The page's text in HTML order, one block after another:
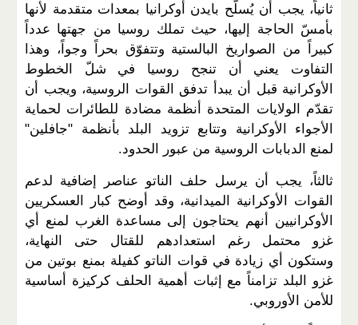
ثانياً، يجب أن يُسلّح بايدن أوكرانيا بمعدات متقدمة لأنها
بأمسّ الحاجة إليها، حيث تملك روسيا من جهتها عدداً
كبيراً من الصواريخ البالستية وتتفوّق بحراً وجواً، وهذا
التفاوت يعني أن تنجح روسيا في شلّ الخطوط
الأوكرانية قبل أن يبدأ تدفق القوات الروسية، ويجب أن
تقدّم الولايات المتحدة أنظمة مضادة للطائرات لحماية
الأجواء الأوكرانية وتتابع تزويد البلد بأنظمة "جافلين"
لمنع الدبابات الروسية من عبور الحدود.
ثالثاً، يجب أن يرسل حلف الناتو عناصر إضافية لدعم
القوات الأوكرانية الميدانية، وقد أوضح كبار العسكريين
الأوكرانيين أنهم يحتاجون إلى مساعدة الغرب لمنع أي
غزو محتمل رغم استعدادهم للقتال حتى النهاية،
وستكون أي زيادة في قوات الناتو كفيلة بمنع بوتين من
غزو البلد تزامناً مع إثبات أهمية الحلف كركيزة أساسية
للأمن الأوروبي.